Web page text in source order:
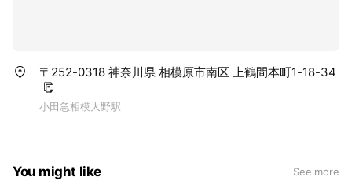
〒252-0318 神奈川県 相模原市南区 上鶴間本町1-18-34
小田急相模大野駅
You might like See more